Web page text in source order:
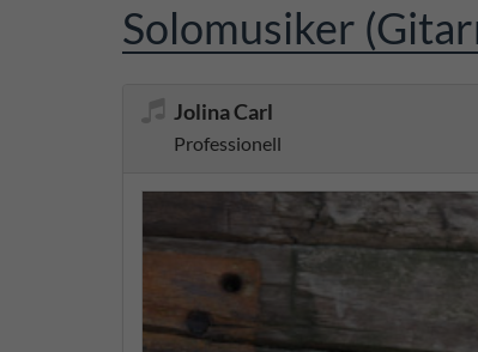
Solomusiker
Jolina Carl
Professionell